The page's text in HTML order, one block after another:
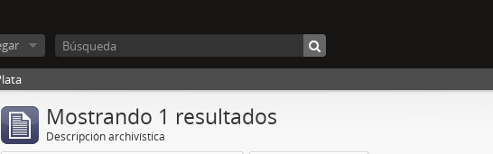
Mostrando 1 resultados
Descripción archivística